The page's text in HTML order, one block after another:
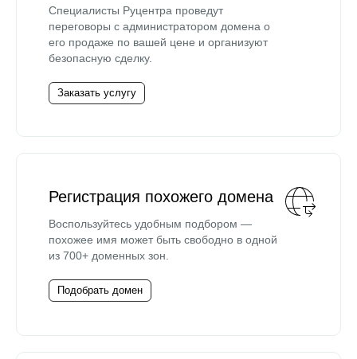
Специалисты Руцентра проведут
переговоры с администратором домена о
его продаже по вашей цене и организуют
безопасную сделку.
Заказать услугу
Регистрация похожего домена
Воспользуйтесь удобным подбором —
похожее имя может быть свободно в одной
из 700+ доменных зон.
Подобрать домен